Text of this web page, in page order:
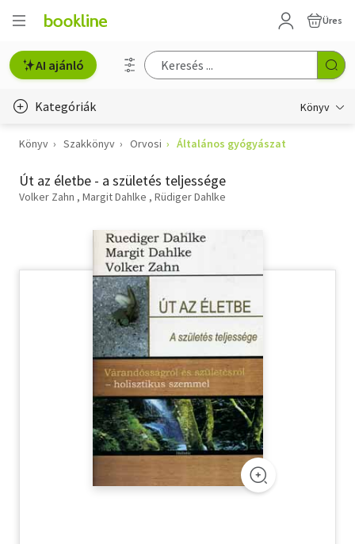
Üres
AI ajánló
Kategóriák Könyv
Életmód, egészség
Erotika
Hobbi, szabadidő
Szótár, nyelvkönyv
Tankönyv, segédkönyv
Társadalomtudomány
Természettudomány
Könyv Szakkönyv Orvosi Általános gyógyászat
Út az életbe - a születés teljessége
Volker Zahn Margit Dahlke Rüdiger Dahlke